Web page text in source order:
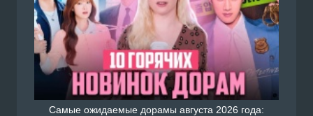
Самые ожидаемые дорамы августа 2026 года: